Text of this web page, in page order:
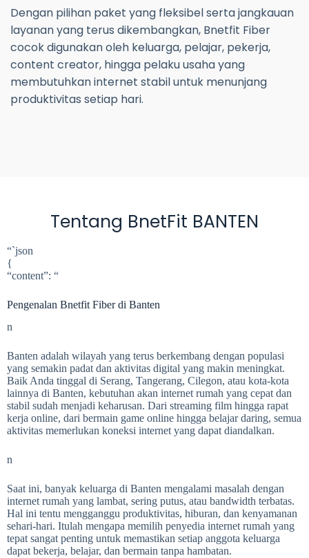
Dengan pilihan paket yang fleksibel serta jangkauan
layanan yang terus dikembangkan, Bnetfit Fiber
cocok digunakan oleh keluarga, pelajar, pekerja,
content creator, hingga pelaku usaha yang
membutuhkan internet stabil untuk menunjang
produktivitas setiap hari.
Tentang BnetFit BANTEN
“`json
{
“content”: “
Pengenalan Bnetfit Fiber di Banten
n
Banten adalah wilayah yang terus berkembang dengan populasi
yang semakin padat dan aktivitas digital yang makin meningkat.
Baik Anda tinggal di Serang, Tangerang, Cilegon, atau kota-kota
lainnya di Banten, kebutuhan akan internet rumah yang cepat dan
stabil sudah menjadi keharusan. Dari streaming film hingga rapat
kerja online, dari bermain game online hingga belajar daring, semua
aktivitas memerlukan koneksi internet yang dapat diandalkan.
n
Saat ini, banyak keluarga di Banten mengalami masalah dengan
internet rumah yang lambat, sering putus, atau bandwidth terbatas.
Hal ini tentu mengganggu produktivitas, hiburan, dan kenyamanan
sehari-hari. Itulah mengapa memilih penyedia internet rumah yang
tepat sangat penting untuk memastikan setiap anggota keluarga
dapat bekerja, belajar, dan bermain tanpa hambatan.